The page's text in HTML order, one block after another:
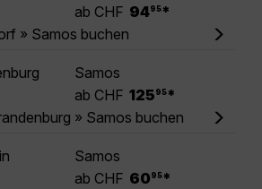
ab CHF 9495 *
» Samos buchen
Samos
ab CHF 125 95 *
» Samos buchen
Samos
ab CHF 60 95 *